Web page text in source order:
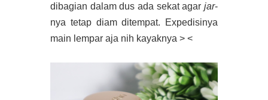
dibagian dalam dus ada sekat agar jar-
nya tetap diam ditempat. Expedisinya
main lempar aja nih kayaknya > <